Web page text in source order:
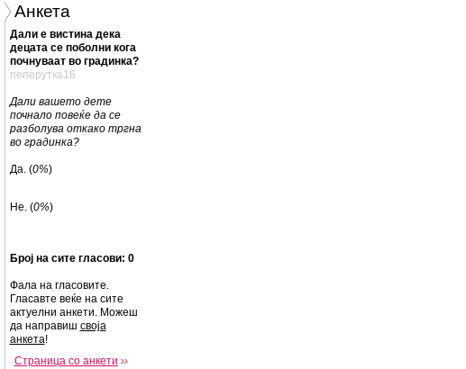
Анкета
Дали е вистина дека
децата се поболни кога
почнуваат во градинка?
пеперутка16
Дали вашето дете
почнало повеќе да се
разболува откако тргна
во градинка?
Да. (0%)
Не. (0%)
Број на сите гласови: 0
Фала на гласовите.
Гласавте веќе на сите
актуелни анкети. Можеш
да направиш своја
анкета!
Страница со анкети